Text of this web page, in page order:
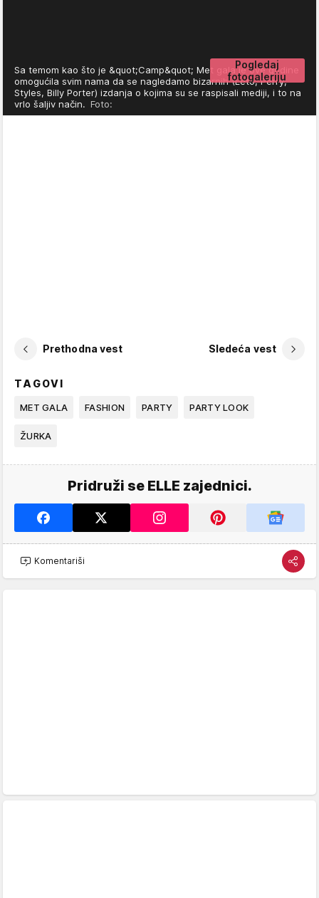
Pogledaj
fotogaleriju
Sa temom kao što je &quot;Camp&quot; Met gala je ove godine
omogućila svim nama da se nagledamo bizarnih (Leto, Perry,
Styles, Billy Porter) izdanja o kojima su se raspisali mediji, i to na
vrlo šaljiv način. Foto:
Prethodna vest Sledeća vest
TAGOVI
MET GALA FASHION PARTY PARTY LOOK
ŽURKA
Pridruži se ELLE zajednici.
Komentariši